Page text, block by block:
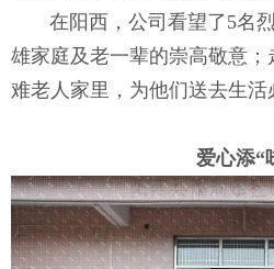
在阳西，公司看望了5名烈
雄家庭及老一辈的崇高敬意；
难老人家里，为他们送去生活
爱心添“